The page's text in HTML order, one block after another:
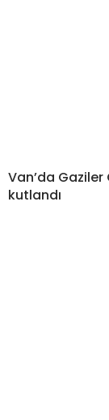
Van’da Gaziler
kutlandı